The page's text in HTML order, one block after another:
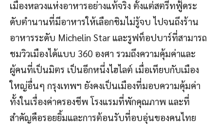
เมืองหลวงแห่งอาหารอย่างแท้จริง ตั้งแต่สตรีทฟู้ดระ
ดับตำนานที่มีอาหารให้เลือกชิมไม่รู้จบ ไปจนถึงร้าน
อาหารระดับ Michelin Star และรูฟท็อปบาร์ที่สามารถ
ชมวิวเมืองได้แบบ 360 องศา รวมถึงความคุ้มค่าและ
ผู้คนที่เป็นมิตร เป็นอีกหนึ่งไฮไลต์ เมื่อเทียบกับเมือง
ใหญ่อื่นๆ กรุงเทพฯ ยังคงเป็นเมืองที่มอบความคุ้มค่า
ทั้งในเรื่องค่าครองชีพ โรงแรมที่พักคุณภาพ และที่
สำคัญคือรอยยิ้มและการต้อนรับที่อบอุ่นของคนไทย